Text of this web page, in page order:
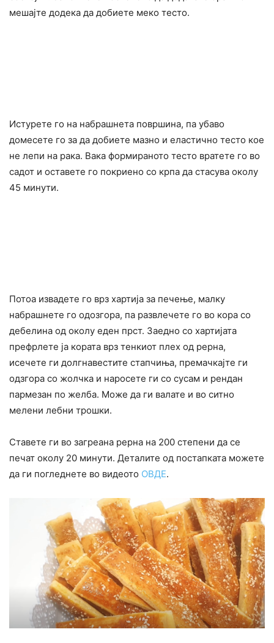
мешајте додека да добиете меко тесто.
Истурете го на набрашнета површина, па убаво
домесете го за да добиете мазно и еластично тесто кое
не лепи на рака. Вака формираното тесто вратете го во
садот и оставете го покриено со крпа да стасува околу
45 минути.
Потоа извадете го врз хартија за печење, малку
набрашнете го одозгора, па развлечете го во кора со
дебелина од околу еден прст. Заедно со хартијата
префрлете ја кората врз тенкиот плех од рерна,
исечете ги долгнавестите стапчиња, премачкајте ги
одзгора со жолчка и наросете ги со сусам и рендан
пармезан по желба. Може да ги валате и во ситно
мелени лебни трошки.
Ставете ги во загреана рерна на 200 степени да се
печат околу 20 минути. Деталите од постапката можете
да ги погледнете во видеото ОВДЕ.